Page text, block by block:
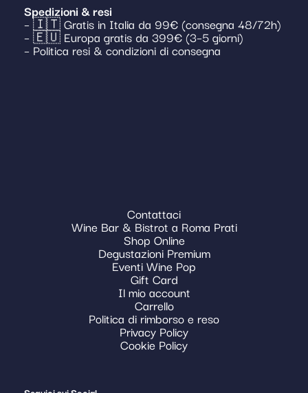
Spedizioni & resi
– 🇮🇹 Gratis in Italia da 99€ (consegna 48/72h)
– 🇪🇺 Europa gratis da 399€ (3–5 giorni)
– Politica resi & condizioni di consegna
Contattaci
Wine Bar & Bistrot a Roma Prati
Shop Online
Degustazioni Premium
Eventi Wine Pop
Gift Card
Il mio account
Carrello
Politica di rimborso e reso
Privacy Policy
Cookie Policy